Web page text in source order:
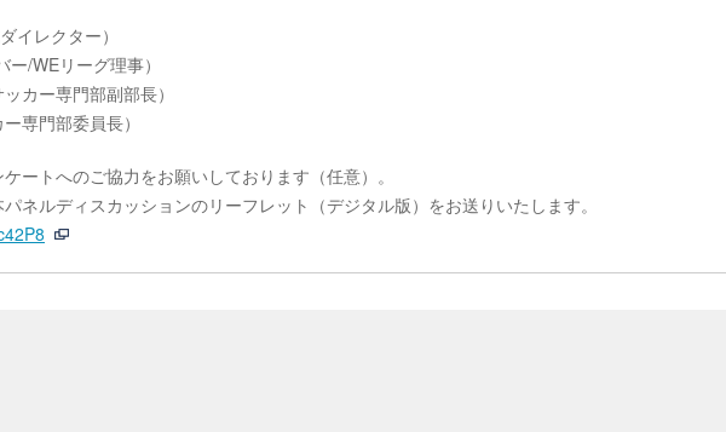
イレクター）
/WEリーグ理事）
カー専門部副部長）
専門部委員長）
ートへのご協力をお願いしております（任意）。
ネルディスカッションのリーフレット（デジタル版）をお送りいたします。